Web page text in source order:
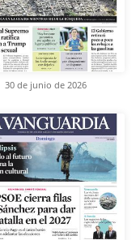
30 de junio de 2026